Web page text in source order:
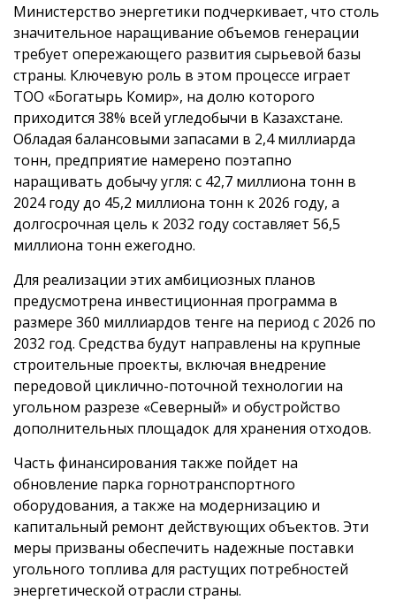
Министерство энергетики подчеркивает, что столь
значительное наращивание объемов генерации
требует опережающего развития сырьевой базы
страны. Ключевую роль в этом процессе играет
ТОО «Богатырь Комир», на долю которого
приходится 38% всей угледобычи в Казахстане.
Обладая балансовыми запасами в 2,4 миллиарда
тонн, предприятие намерено поэтапно
наращивать добычу угля: с 42,7 миллиона тонн в
2024 году до 45,2 миллиона тонн к 2026 году, а
долгосрочная цель к 2032 году составляет 56,5
миллиона тонн ежегодно.
Для реализации этих амбициозных планов
предусмотрена инвестиционная программа в
размере 360 миллиардов тенге на период с 2026 по
2032 год. Средства будут направлены на крупные
строительные проекты, включая внедрение
передовой циклично-поточной технологии на
угольном разрезе «Северный» и обустройство
дополнительных площадок для хранения отходов.
Часть финансирования также пойдет на
обновление парка горнотранспортного
оборудования, а также на модернизацию и
капитальный ремонт действующих объектов. Эти
меры призваны обеспечить надежные поставки
угольного топлива для растущих потребностей
энергетической отрасли страны.